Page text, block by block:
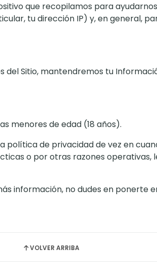
que recopilamos para
tu dirección IP) y, en general,
del Sitio, mantendremos tu
menores de edad (18 años).
política de privacidad de vez en
o por otras razones operativas,
información, no dudes en ponerte
VOLVER ARRIBA